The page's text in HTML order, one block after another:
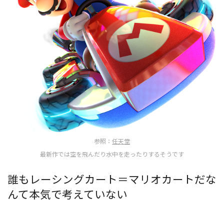
参照： 任天堂
最新作では空を飛んだり水中を走ったりするそうです
誰もレーシングカート＝マリオカートだな
んて本気で考えていない